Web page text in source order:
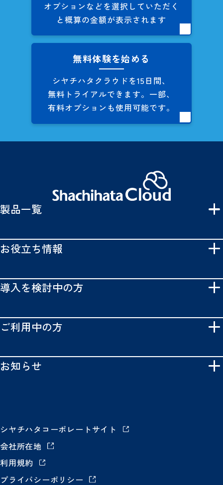
オプションなどを選択していただく
と概算の金額が表示されます
無料体験を始める
シヤチハタクラウドを15日間、
無料トライアルできます。 一部、
有料オプションも使用可能です。
製品一覧
お役立ち情報
導入を検討中の方
ご利用中の方
お知らせ
シヤチハタコーポレートサイト
会社所在地
利用規約
プライバシーポリシー